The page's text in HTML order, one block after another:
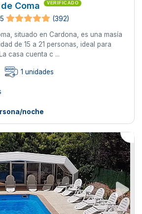
Coma VERIFICADO
(392)
situado en Cardona, es una masía
de 15 a 21 personas, ideal para
casa cuenta c ...
1 unidades
noche